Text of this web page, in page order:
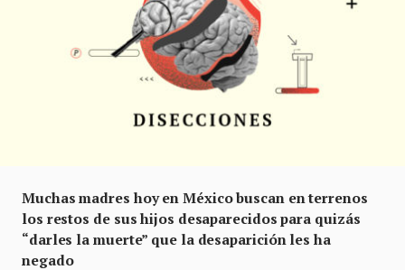
Muchas madres hoy en México buscan en terrenos
los restos de sus hijos desaparecidos para quizás
“darles la muerte” que la desaparición les ha
negado